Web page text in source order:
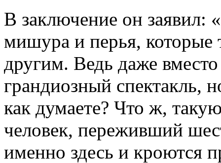
В заключение он заявил:
мишура и перья, которые
другим. Ведь даже
грандиозный спектакль,
как думаете? Что ж,
человек, переживший
именно здесь и кроются